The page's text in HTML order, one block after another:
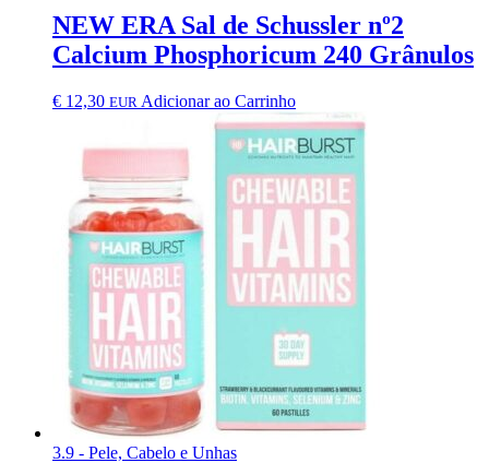
NEW ERA Sal de Schussler nº2
Calcium Phosphoricum 240 Grânulos
€ 12,30 EUR Adicionar ao Carrinho
3.9 - Pele, Cabelo e Unhas